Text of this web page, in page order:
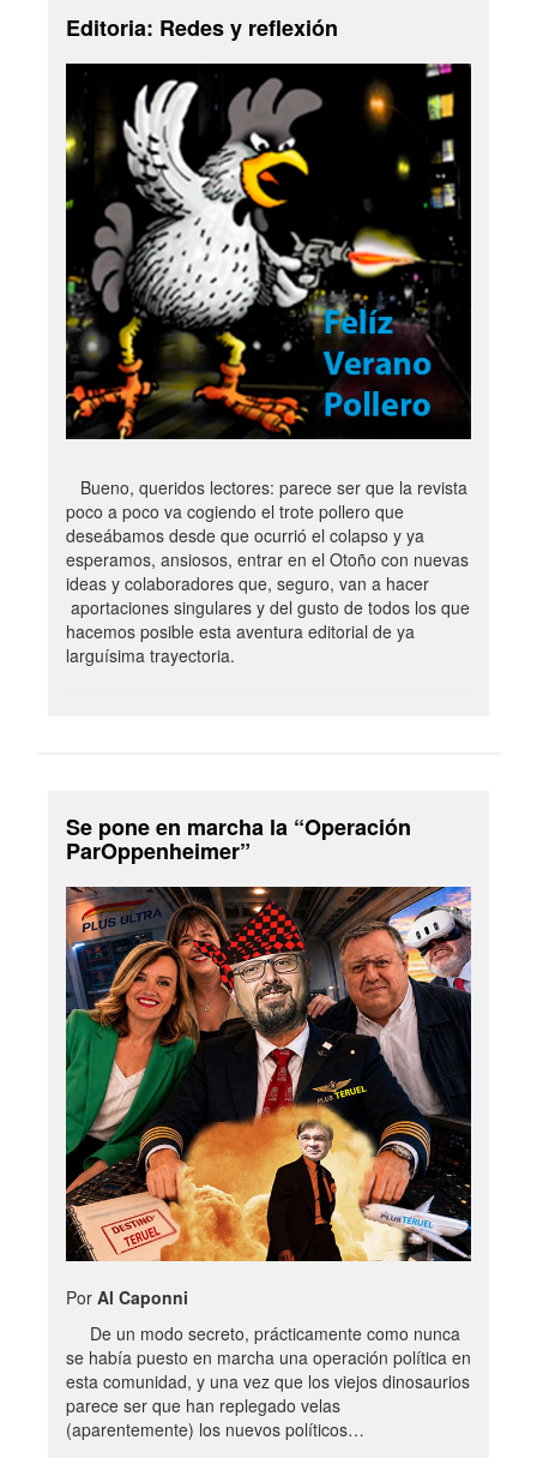
Editoria: Redes y reflexión
Bueno, queridos lectores: parece ser que la revista
poco a poco va cogiendo el trote pollero que
deseábamos desde que ocurrió el colapso y ya
esperamos, ansiosos, entrar en el Otoño con nuevas
ideas y colaboradores que, seguro, van a hacer
aportaciones singulares y del gusto de todos los que
hacemos posible esta aventura editorial de ya
larguísima trayectoria.
Se pone en marcha la “Operación
ParOppenheimer”
Por Al Caponni
De un modo secreto, prácticamente como nunca
se había puesto en marcha una operación política en
esta comunidad, y una vez que los viejos dinosaurios
parece ser que han replegado velas
(aparentemente) los nuevos políticos…